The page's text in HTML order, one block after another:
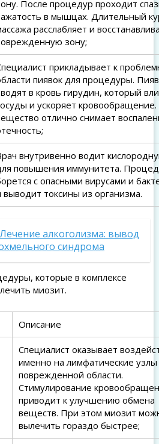
После процедур проходит
в мышцах. Длительный
расслабляет и
зону;
прикладывает к
пиявок для процедуры.
в кровь гирудин, который
и ускоряет кровообращение.
отлично снимает
внутривенно водит
повышения иммунитета.
с опасными вирусами и
выводит токсины из организма.
Лечение алкоголизма: вывод
синдрома
которые в комплексе
миозит.
Описание
Специалист оказывает
именно на лимфатические узлы
поврежденной области.
Стимулирование
приводит к улучшению обмена
веществ. При этом миозит
вылечить гораздо быстрее;